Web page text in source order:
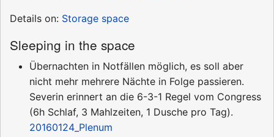
Details on: Storage space
Sleeping in the space
Übernachten in Notfällen möglich, es soll aber
nicht mehr mehrere Nächte in Folge passieren.
Severin erinnert an die 6-3-1 Regel vom Congress
(6h Schlaf, 3 Mahlzeiten, 1 Dusche pro Tag).
20160124_Plenum